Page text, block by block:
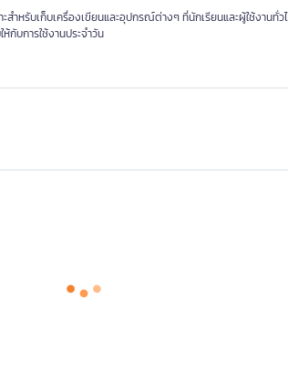
ำหรับเก็บเครื่องเขียนและอุปกรณ์ต่างๆ ที่นักเรียนและผู้ใช้งานทั่ว
กับการใช้งานประจำวัน